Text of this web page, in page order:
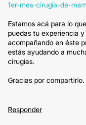
1er-mes-cirugia-de-
Estamos acá para lo
puedas tu experiencia
acompañando en éste
estás ayudando a
cirugías.
Gracias por compartirlo.
Responder